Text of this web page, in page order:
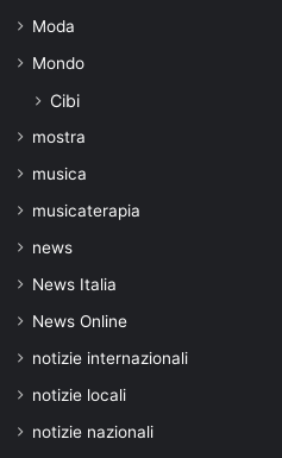
Moda
Mondo
Cibi
mostra
musica
musicaterapia
news
News Italia
News Online
notizie internazionali
notizie locali
notizie nazionali